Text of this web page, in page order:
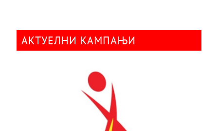
АКТУЕЛНИ КАМПАЊИ